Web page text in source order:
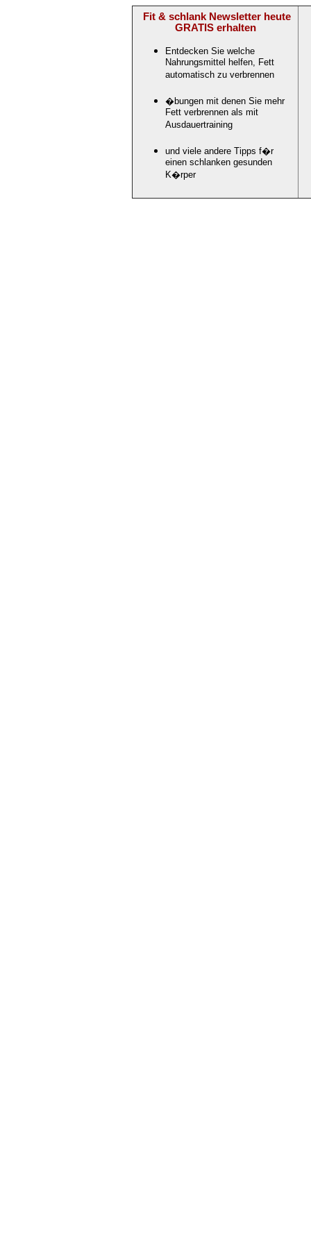
Fit & schlank Newsletter heute
GRATIS erhalten
Entdecken Sie welche
Nahrungsmittel helfen, Fett
automatisch zu verbrennen
�bungen mit denen Sie mehr
Fett verbrennen als mit
Ausdauertraining
und viele andere Tipps f�r
einen schlanken gesunden
K�rper